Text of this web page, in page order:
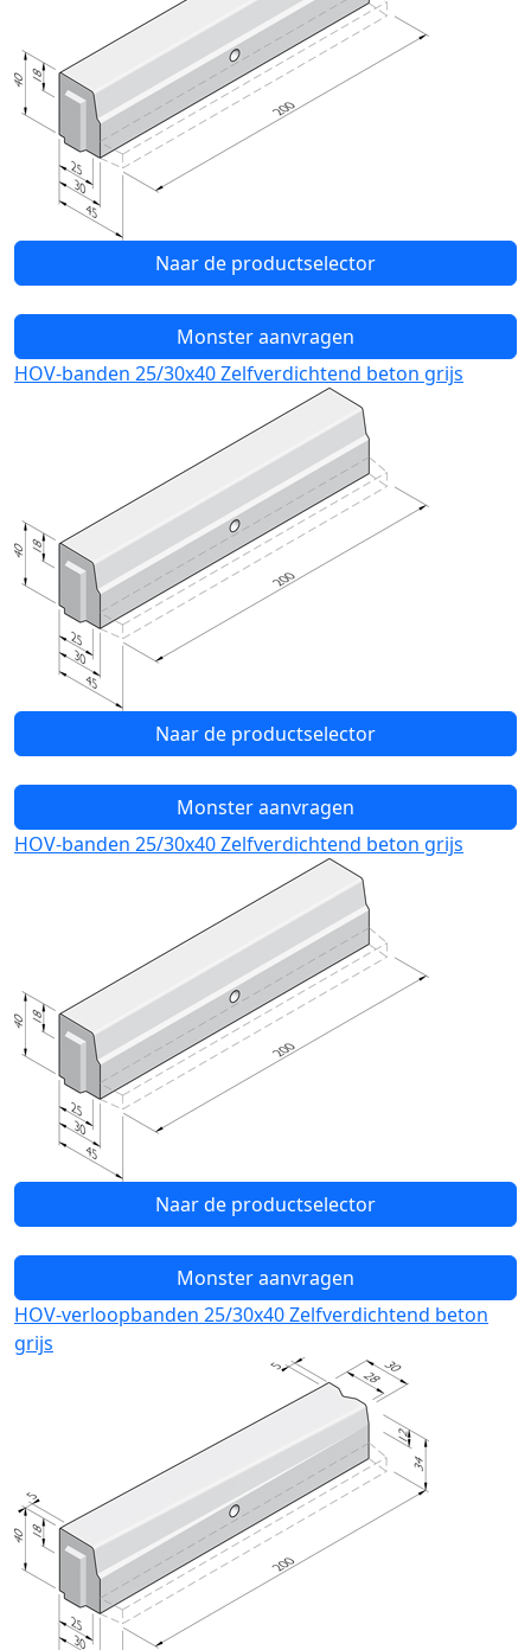
Naar de productselector
Monster aanvragen
HOV-banden 25/30x40 Zelfverdichtend beton grijs
Naar de productselector
Monster aanvragen
HOV-banden 25/30x40 Zelfverdichtend beton grijs
Naar de productselector
Monster aanvragen
HOV-verloopbanden 25/30x40 Zelfverdichtend beton
grijs